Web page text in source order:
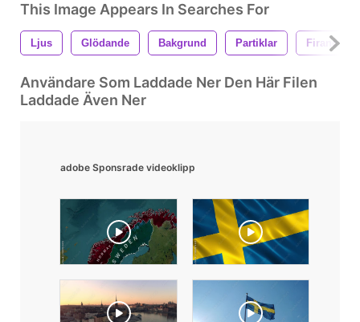
This Image Appears In Searches For
Ljus Glödande Bakgrund Partiklar Firande
Användare Som Laddade Ner Den Här Filen
Laddade Även Ner
adobe Sponsrade videoklipp